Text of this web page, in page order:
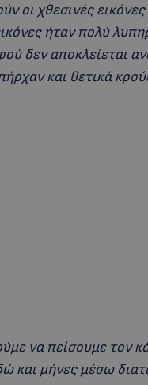
οι χθεσινές
ήταν πολύ
δεν αποκλείεται
και θετικά
να πείσουμε τον
και μήνες μέσω